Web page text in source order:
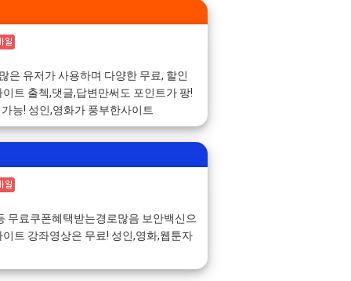
은 유저가 사용하며 다양한 무료, 할인
트 출첵,댓글,답변만써도 포인트가 팡!
능! 성인,영화가 풍부한사이트
무료쿠폰혜택받는경로많음 보안백신으
트 강좌영상은 무료! 성인,영화,웹툰자